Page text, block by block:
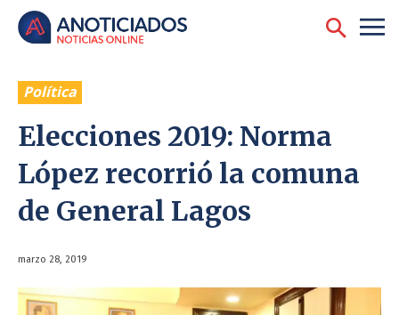
Política
Elecciones 2019: Norma
López recorrió la comuna
de General Lagos
marzo 28, 2019